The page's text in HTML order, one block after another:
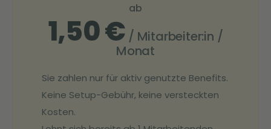
ab
1,50 € / Mitarbeiter:in /
Monat
Sie zahlen nur für aktiv genutzte Benefits.
Keine Setup-Gebühr, keine versteckten
Kosten.